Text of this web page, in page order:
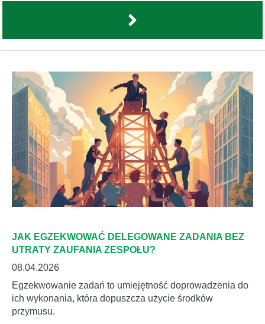
JAK EGZEKWOWAĆ DELEGOWANE ZADANIA BEZ
UTRATY ZAUFANIA ZESPOŁU?
08.04.2026
Egzekwowanie zadań to umiejętność doprowadzenia do
ich wykonania, która dopuszcza użycie środków
przymusu.